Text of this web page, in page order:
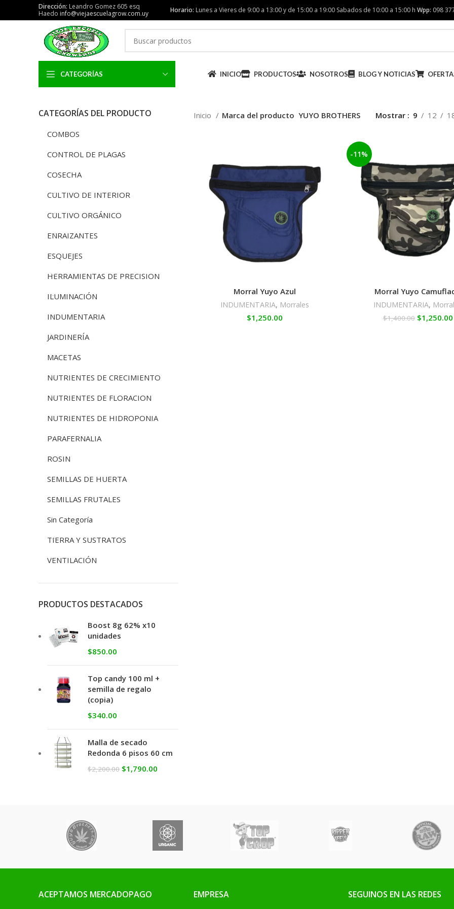
Dirección: Leandro Gomez 605 esq
Haedo info@viejaescuelagrow.com.uy Horario: Lunes a Vieres de 9:00 a 13:00 y de 15:00 a 19:00 Sabados de 10:00 a 15:00 h Wpp: 098
CATEGORÍAS INICIO PRODUCTOS NOSOTROS BLOG Y NOTICIAS
CATEGORÍAS DEL PRODUCTO
COMBOS
CONTROL DE PLAGAS
COSECHA
CULTIVO DE INTERIOR
CULTIVO ORGÁNICO
ENRAIZANTES
ESQUEJES
HERRAMIENTAS DE PRECISION
ILUMINACIÓN
INDUMENTARIA
JARDINERÍA
MACETAS
NUTRIENTES DE CRECIMIENTO
NUTRIENTES DE FLORACION
NUTRIENTES DE HIDROPONIA
PARAFERNALIA
ROSIN
SEMILLAS DE HUERTA
SEMILLAS FRUTALES
Sin Categoría
TIERRA Y SUSTRATOS
VENTILACIÓN
PRODUCTOS DESTACADOS
Boost 8g 62% x10
unidades
$850.00
Top candy 100 ml +
semilla de regalo
(copia)
$340.00
Malla de secado
Redonda 6 pisos 60 cm
$2,200.00 $1,790.00
Inicio Marca del producto YUYO BROTHERS Mostrar 9 12
Morral Yuyo Azul
INDUMENTARIA, Morrales
$1,250.00
-11%
Morral Yuyo
INDUMENTARIA,
$1,400.00 $1,250.00
ACEPTAMOS MERCADOPAGO EMPRESA SEGUINOS EN LAS REDES